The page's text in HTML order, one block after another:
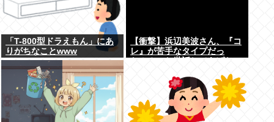
「T-800型ドラえもん」にあ
りがちなことwww
【衝撃】浜辺美波さん、『コ
レ』が苦手なタイプだっ
w w w w w w w w